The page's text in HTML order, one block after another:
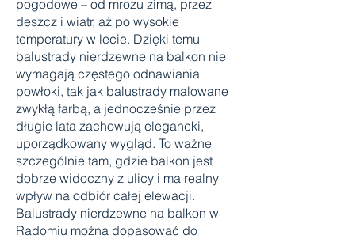
pogodowe – od mrozu zimą, przez
deszcz i wiatr, aż po wysokie
temperatury w lecie. Dzięki temu
balustrady nierdzewne na balkon nie
wymagają częstego odnawiania
powłoki, tak jak balustrady malowane
zwykłą farbą, a jednocześnie przez
długie lata zachowują elegancki,
uporządkowany wygląd. To ważne
szczególnie tam, gdzie balkon jest
dobrze widoczny z ulicy i ma realny
wpływ na odbiór całej elewacji.
Balustrady nierdzewne na balkon w
Radomiu można dopasować do